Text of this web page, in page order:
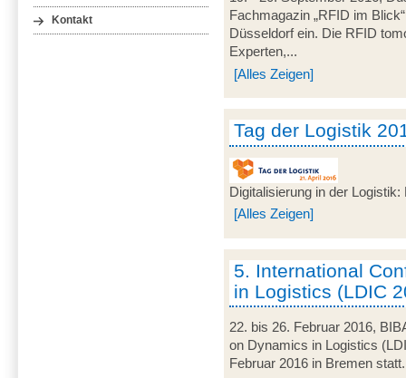
Kontakt
Fachmagazin „RFID im
Düsseldorf ein. Die RFID
Experten,...
[Alles Zeigen]
Tag der Logistik
Digitalisierung in der
[Alles Zeigen]
5. International
in Logistics (LDIC
22. bis 26. Februar 2016,
on Dynamics in Logistics
Februar 2016 in Bremen